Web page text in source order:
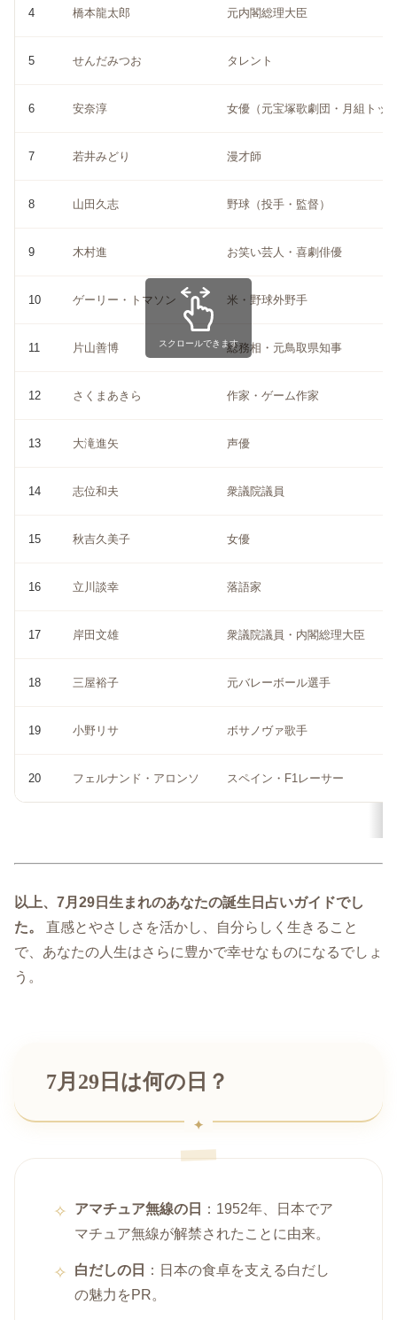
4 橋本龍太郎 元内閣総理大臣
5 せんだみつお タレント
6 安奈淳 女優（元宝塚歌劇団・月組トッ
7 若井みどり 漫才師
8 山田久志 野球（投手・監督）
9 木村進 お笑い芸人・喜劇俳優
10 ゲーリー・トマソン 米・野球外野手
11 片山善博 総務相・元鳥取県知事
12 さくまあきら 作家・ゲーム作家
13 大滝進矢 声優
14 志位和夫 衆議院議員
15 秋吉久美子 女優
16 立川談幸 落語家
17 岸田文雄 衆議院議員・内閣総理大臣
18 三屋裕子 元バレーボール選手
19 小野リサ ボサノヴァ歌手
20 フェルナンド・アロンソ スペイン・F1レーサー
スクロールできます
以上、7月29日生まれのあなたの誕生日占いガイドでし
た。
直感とやさしさを活かし、自分らしく生きること
で、あなたの人生はさらに豊かで幸せなものになるでしょ
う。
7月29日は何の日？
アマチュア無線の日
：1952年、日本でア
マチュア無線が解禁されたことに由来。
白だしの日
：日本の食卓を支える白だし
の魅力をPR。